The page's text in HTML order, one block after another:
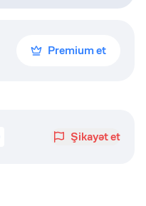
Premium et
Şikayət et